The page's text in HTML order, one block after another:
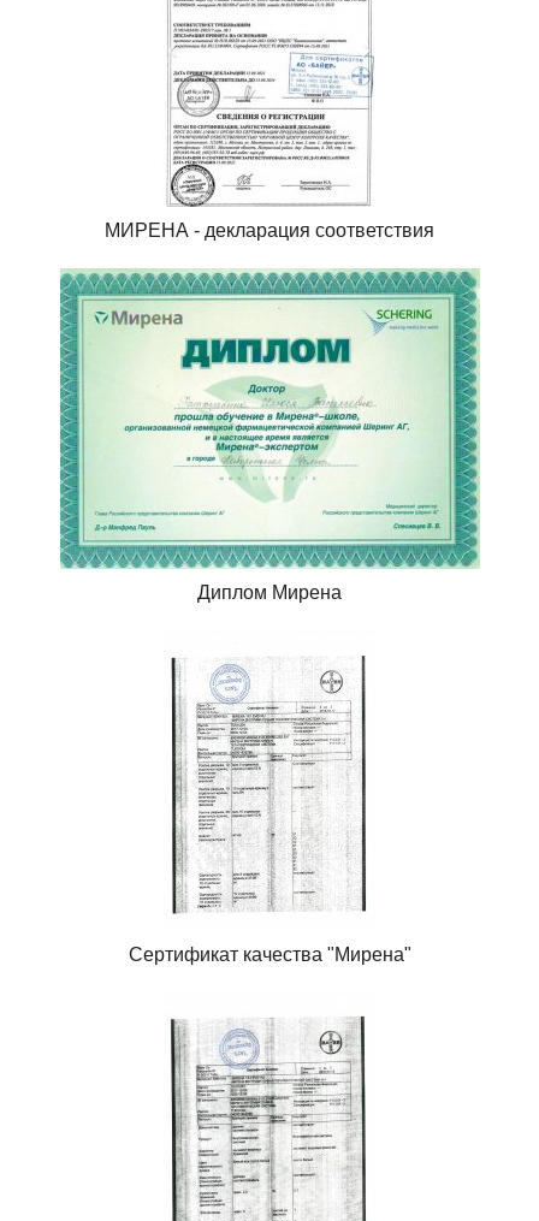
МИРЕНА - декларация соответствия
Диплом Мирена
Сертификат качества "Мирена"